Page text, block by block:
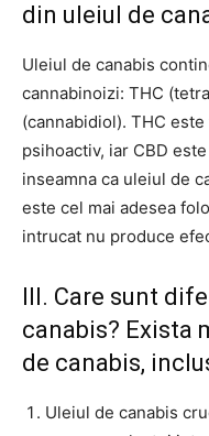
din uleiul de
Uleiul de canabis
cannabinoizi: THC
(cannabidiol). THC
psihoactiv, iar CBD
inseamna ca uleiul de
este cel mai adesea
intrucat nu produce
III. Care sunt
canabis? Exista
de canabis,
Uleiul de canabis